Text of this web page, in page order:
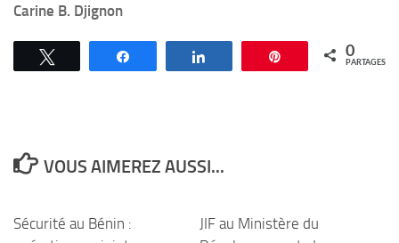
Carine B. Djignon
Épingle 0
PARTAGES
VOUS AIMEREZ AUSSI...
Sécurité au Bénin :
JIF au Ministère du